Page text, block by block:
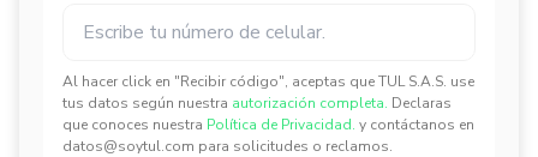
Al hacer click en "Recibir código", aceptas que TUL S.A.S. use
tus datos según nuestra autorización completa. Declaras
que conoces nuestra Política de Privacidad. y contáctanos en
datos@soytul.com para solicitudes o reclamos.
✕
✕